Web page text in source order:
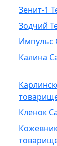
Зенит-1
Зодчий
Импульс
Калина
Кленок